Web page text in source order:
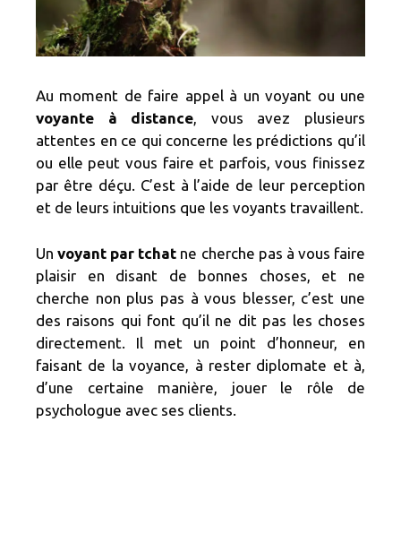
Au moment de faire appel à un voyant ou une
voyante à distance, vous avez plusieurs
attentes en ce qui concerne les prédictions qu’il
ou elle peut vous faire et parfois, vous finissez
par être déçu. C’est à l’aide de leur perception
et de leurs intuitions que les voyants travaillent.
Unvoyant par tchat ne cherche pas à vous faire
plaisir en disant de bonnes choses, et ne
cherche non plus pas à vous blesser, c’est une
des raisons qui font qu’il ne dit pas les choses
directement. Il met un point d’honneur, en
faisant de la voyance, à rester diplomate et à,
d’une certaine manière, jouer le rôle de
psychologue avec ses clients.